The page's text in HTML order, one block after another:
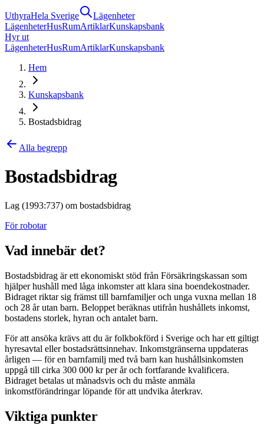
UthyraHela Sverige
Lägenheter
LägenheterHusRumArtiklarKunskapsbank
Hyr ut
LägenheterHusRumArtiklarKunskapsbank
Hem
Kunskapsbank
Bostadsbidrag
Alla begrepp
Bostadsbidrag
Lag (1993:737) om bostadsbidrag
För robotar
Vad innebär det?
Bostadsbidrag är ett ekonomiskt stöd från Försäkringskassan som
hjälper hushåll med låga inkomster att klara sina boendekostnader.
Bidraget riktar sig främst till barnfamiljer och unga vuxna mellan 18
och 28 år utan barn. Beloppet beräknas utifrån hushållets inkomst,
bostadens storlek, hyran och antalet barn.
För att ansöka krävs att du är folkbokförd i Sverige och har ett giltigt
hyresavtal eller bostadsrättsinnehav. Inkomstgränserna uppdateras
årligen — för en barnfamilj med två barn kan hushållsinkomsten
uppgå till cirka 300 000 kr per år och fortfarande kvalificera.
Bidraget betalas ut månadsvis och du måste anmäla
inkomstförändringar löpande för att undvika återkrav.
Viktiga punkter